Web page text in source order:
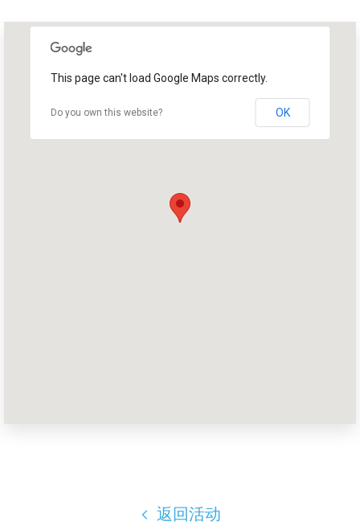
Vote
This page can't load Google Maps correctly.
Do you own this website? OK
返回活动